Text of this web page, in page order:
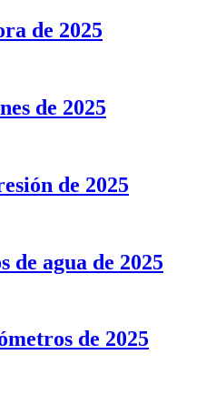
de 2025
de 2025
de 2025
de agua de 2025
de 2025